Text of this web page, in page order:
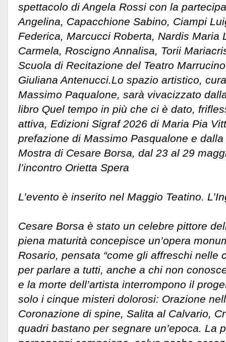
spettacolo di Angela Rossi con la
Angelina, Capacchione Sabino, Ciampi
Federica, Marcucci Roberta, Nardis Maria
Carmela, Roscigno Annalisa, Torii
Scuola di Recitazione del Teatro
Giuliana Antenucci. Lo spazio artistico,
Massimo Paqualone, sarà vivacizzato
libro Quel tempo in più che ci è dato,
attiva, Edizioni Sigraf 2026 di Maria Pia
prefazione di Massimo Pasqualone e
Mostra di Cesare Borsa, dal 23 al 29
l’incontro Orietta Spera
L’evento è inserito nel Maggio Teatino.
Cesare Borsa è stato un celebre pittore
piena maturità concepisce un’opera
Rosario, pensata “come gli affreschi nelle
per parlare a tutti, anche a chi non
e la morte dell’artista interrompono il
solo i cinque misteri dolorosi: Orazione
Coronazione di spine, Salita al Calvario,
quadri bastano per segnare un’epoca. La